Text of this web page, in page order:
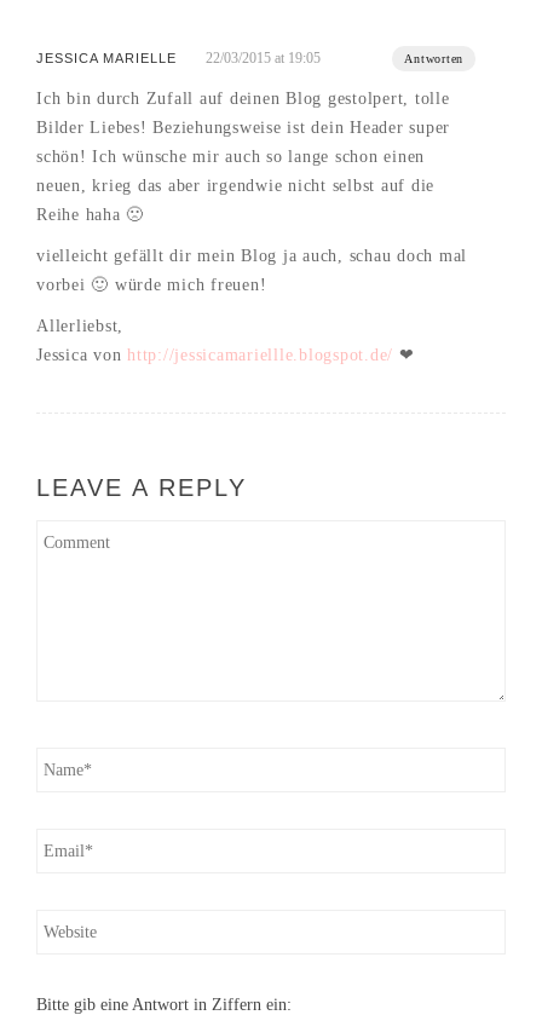
JESSICA MARIELLE 22/03/2015 at 19:05 Antworten
Ich bin durch Zufall auf deinen Blog gestolpert, tolle
Bilder Liebes! Beziehungsweise ist dein Header super
schön! Ich wünsche mir auch so lange schon einen
neuen, krieg das aber irgendwie nicht selbst auf die
Reihe haha 🙁
vielleicht gefällt dir mein Blog ja auch, schau doch mal
vorbei 🙂 würde mich freuen!
Allerliebst,
Jessica von http://jessicamariellle.blogspot.de/ ❤
LEAVE A REPLY
Bitte gib eine Antwort in Ziffern ein: